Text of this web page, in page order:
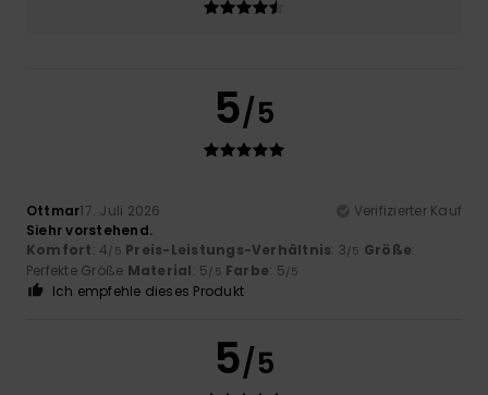
5/5
Ottmar17. Juli 2026
Verifizierter Kauf
Siehr vorstehend.
Komfort: 4/5 Preis-Leistungs-Verhältnis: 3/5 Größe:
Perfekte Größe Material: 5/5 Farbe: 5/5
Ich empfehle dieses Produkt
5/5